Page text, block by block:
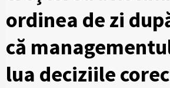
ordinea de zi
că
lua deciziile